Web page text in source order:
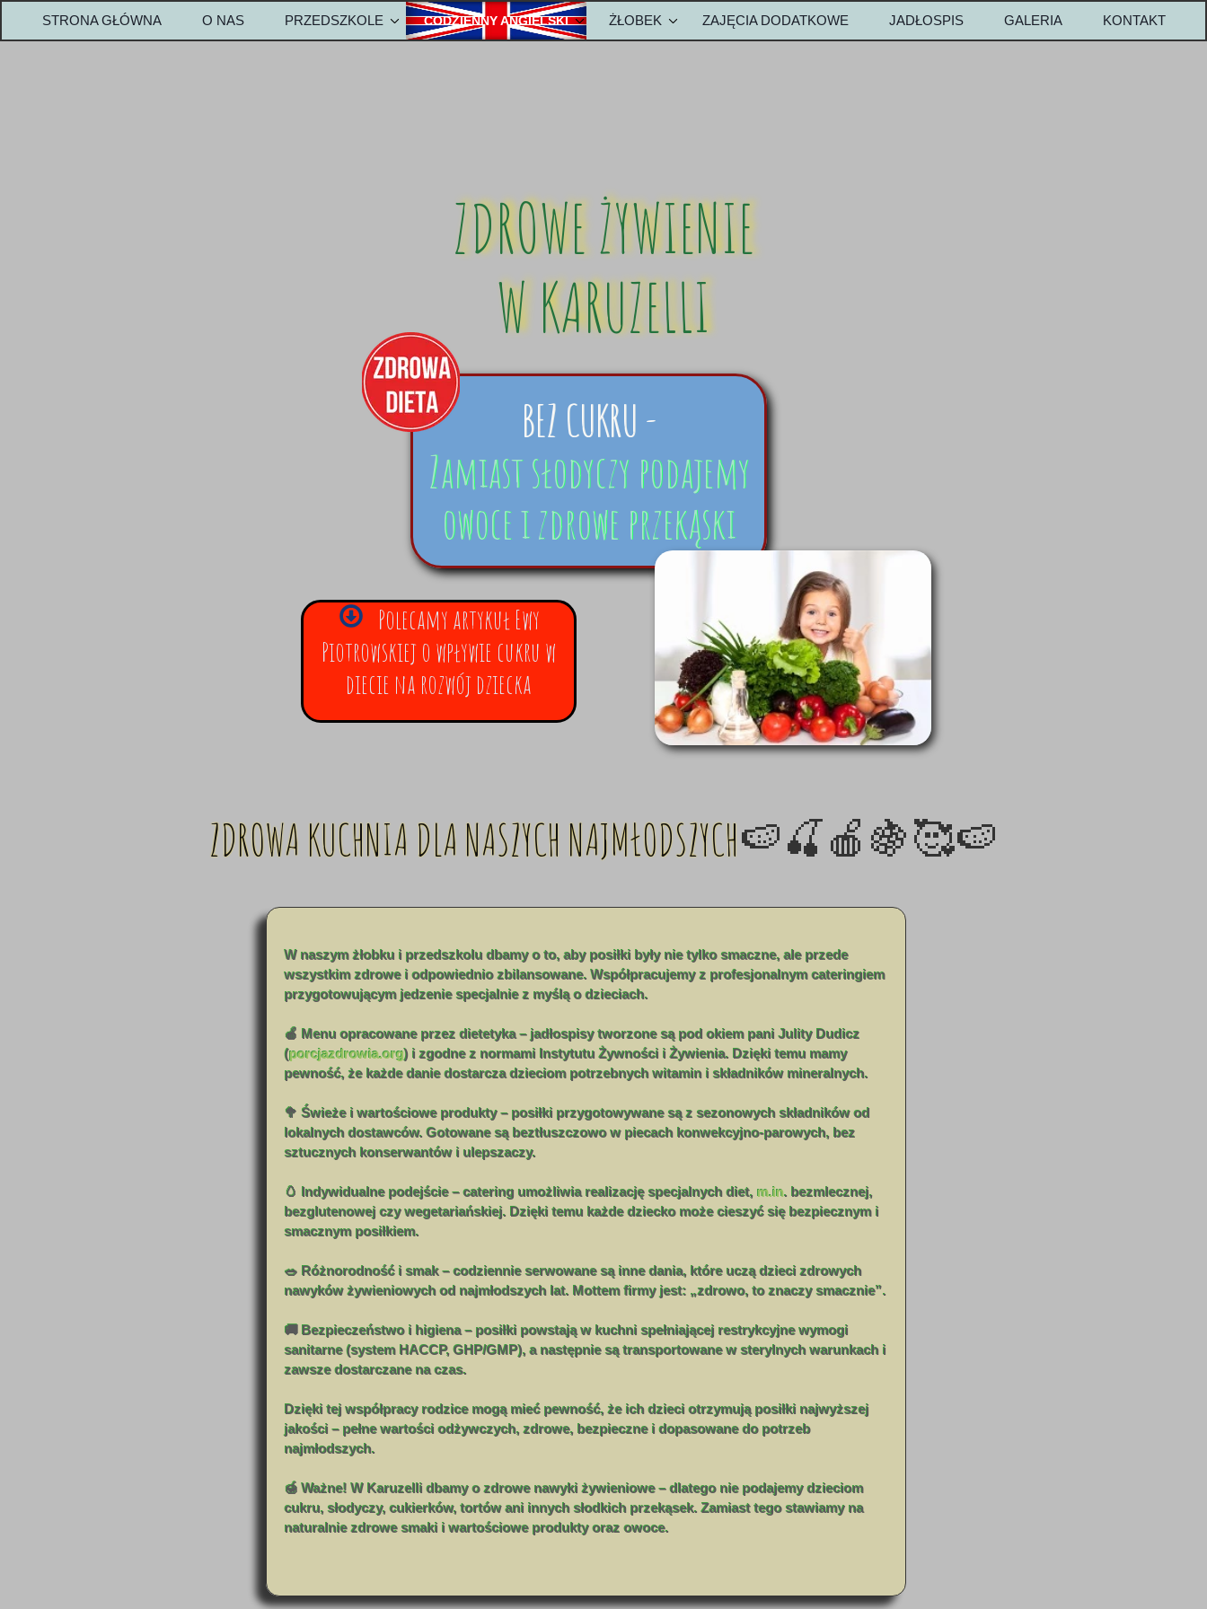
STRONA GŁÓWNA O NAS PRZEDSZKOLE CODZIENNY ANGIELSKI ŻŁOBEK ZAJĘCIA DODATKOWE JADŁOSPIS GALERIA KONTAKT
W naszym żłobku i przedszkolu dbamy o to, aby posiłki były nie tylko smaczne, ale przede
wszystkim zdrowe i odpowiednio zbilansowane. Współpracujemy z profesjonalnym cateringiem
przygotowującym jedzenie specjalnie z myślą o dzieciach.
🍎 Menu opracowane przez dietetyka – jadłospisy tworzone są pod okiem pani Julity Dudicz
(porcjazdrowia.org) i zgodne z normami Instytutu Żywności i Żywienia. Dzięki temu mamy
pewność, że każde danie dostarcza dzieciom potrzebnych witamin i składników mineralnych.
🥦 Świeże i wartościowe produkty – posiłki przygotowywane są z sezonowych składników od
lokalnych dostawców. Gotowane są beztłuszczowo w piecach konwekcyjno-parowych, bez
sztucznych konserwantów i ulepszaczy.
🥚 Indywidualne podejście – catering umożliwia realizację specjalnych diet, m.in. bezmlecznej,
bezglutenowej czy wegetariańskiej. Dzięki temu każde dziecko może cieszyć się bezpiecznym i
smacznym posiłkiem.
🥗 Różnorodność i smak – codziennie serwowane są inne dania, które uczą dzieci zdrowych
nawyków żywieniowych od najmłodszych lat. Mottem firmy jest: „zdrowo, to znaczy smacznie”.
🚚 Bezpieczeństwo i higiena – posiłki powstają w kuchni spełniającej restrykcyjne wymogi
sanitarne (system HACCP, GHP/GMP), a następnie są transportowane w sterylnych warunkach i
zawsze dostarczane na czas.
Dzięki tej współpracy rodzice mogą mieć pewność, że ich dzieci otrzymują posiłki najwyższej
jakości – pełne wartości odżywczych, zdrowe, bezpieczne i dopasowane do potrzeb
najmłodszych.
🍯 Ważne! W Karuzelli dbamy o zdrowe nawyki żywieniowe – dlatego nie podajemy dzieciom
cukru, słodyczy, cukierków, tortów ani innych słodkich przekąsek. Zamiast tego stawiamy na
naturalnie zdrowe smaki i wartościowe produkty oraz owoce.
Polecamy artykuł Ewy
Piotrowskiej o wpływie cukru w
diecie na rozwój dziecka
ZDROWE ŻYWIENIE
W KARUZELLI
ZDROWA KUCHNIA DLA NASZYCH NAJMŁODSZYCH🍉🍒🍎🍇🥰🍉
BEZ CUKRU -
Zamiast słodyczy podajemy
owoce i zdrowe przekąski